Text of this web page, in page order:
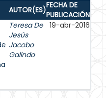
AUTOR(ES)FECHA DE
PUBLICACIÓN
Teresa De
Jesús
Jacobo
Galindo
19-abr-2016